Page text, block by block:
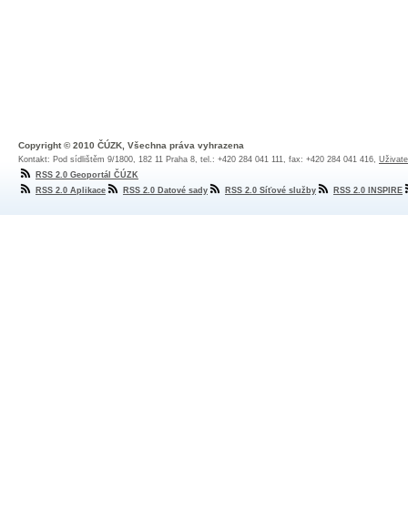
Copyright © 2010 ČÚZK, Všechna práva vyhrazena
Kontakt: Pod sídlištěm 9/1800, 182 11 Praha 8, tel.: +420 284 041 111, fax: +420 284 041 416,
RSS 2.0 Geoportál ČÚZK
RSS 2.0 Aplikace
RSS 2.0 Datové sady RSS 2.0 Síťové služby RSS 2.0 INSPIRE